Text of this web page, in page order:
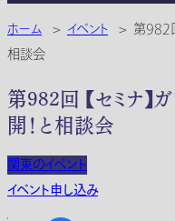
ホーム > イベント > 第982
相談会
第982回 【セミナ】
開！と相談会
関東のイベント
イベント申し込み